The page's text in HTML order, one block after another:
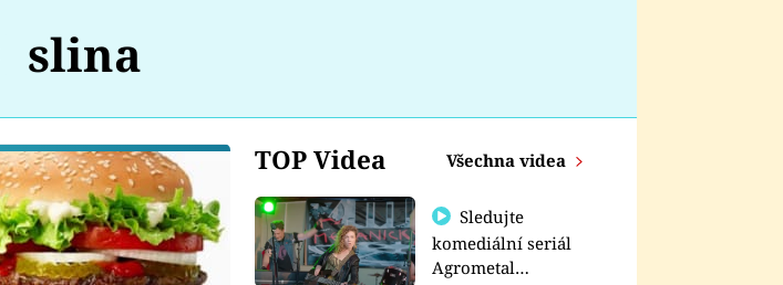
slina
TOP Videa Všechna videa
Sledujte
komediální seriál
Agrometal